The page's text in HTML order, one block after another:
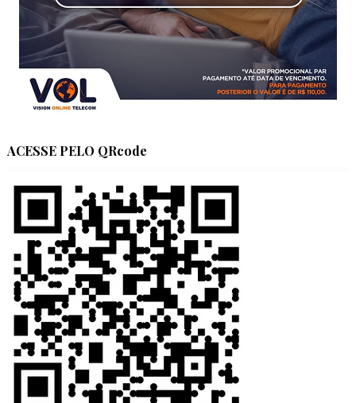
ACESSE PELO QRcode